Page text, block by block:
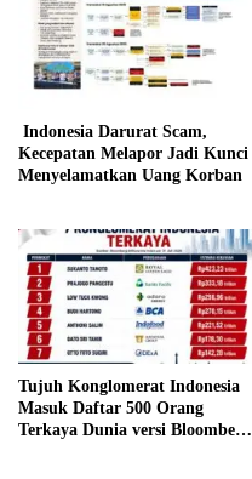
Indonesia Darurat Scam,
Kecepatan Melapor Jadi Kunci
Menyelamatkan Uang Korban
Tujuh Konglomerat Indonesia
Masuk Daftar 500 Orang
Terkaya Dunia versi Bloomberg,